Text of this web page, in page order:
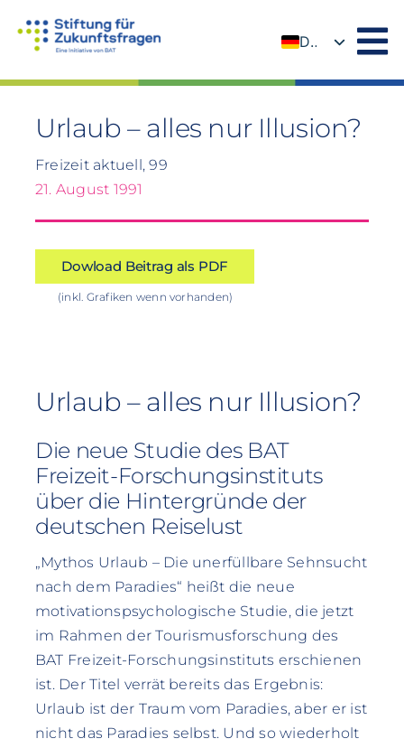
Inhalt
DE
Urlaub – alles nur Illusion?
Freizeit aktuell, 99
21. August 1991
Dowload Beitrag als PDF
(inkl. Grafiken wenn vorhanden)
Urlaub – alles nur Illusion?
Die neue Studie des BAT
Freizeit-Forschungsinstituts
über die Hintergründe der
deutschen Reiselust
„Mythos Urlaub – Die unerfüllbare Sehnsucht
nach dem Paradies“ heißt die neue
motivationspsychologische Studie, die jetzt
im Rahmen der Tourismusforschung des
BAT Freizeit-Forschungsinstituts erschienen
ist. Der Titel verrät bereits das Ergebnis:
Urlaub ist der Traum vom Paradies, aber er ist
nicht das Paradies selbst. Und so wiederholt